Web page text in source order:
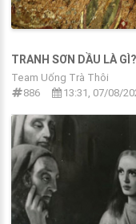
TRANH SƠN DẦU LÀ
Team Uống Trà Thôi
886
13:31, 07/08/